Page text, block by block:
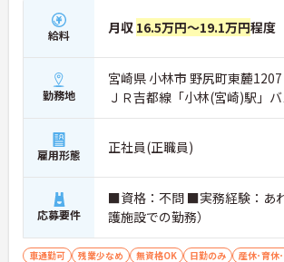
給料 月収 16.5万円～19.1万円程度
勤務地
宮崎県 小林市 野尻町東麓
ＪＲ吉都線「小林(宮崎)駅」
雇用形態 正社員(正職員)
応募要件
■資格：不問 ■実務経験：あ
護施設での勤務）
車通勤可 残業少なめ 無資格OK 日勤のみ 産休･育休